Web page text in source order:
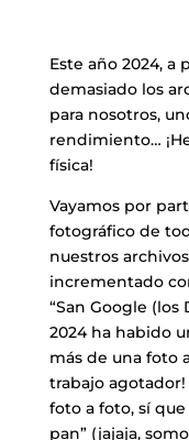
Este año 2024, a
demasiado los
para nosotros,
rendimiento…
física!
​Vayamos por
fotográfico de
nuestros
incrementado
“San Google (los
2024 ha habido
más de una foto
trabajo
foto a foto, sí
pan” (jajaja,